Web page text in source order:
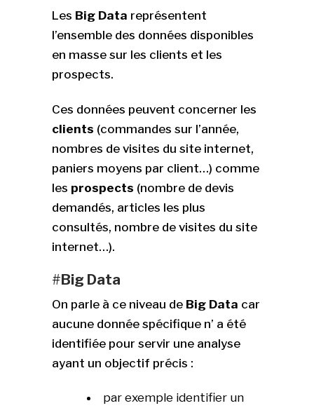
Les Big Data représentent
l’ensemble des données disponibles
en masse sur les clients et les
prospects.
Ces données peuvent concerner les
clients (commandes sur l’année,
nombres de visites du site internet,
paniers moyens par client…) comme
les prospects (nombre de devis
demandés, articles les plus
consultés, nombre de visites du site
internet…).
#Big Data
On parle à ce niveau de Big Data car
aucune donnée spécifique n’ a été
identifiée pour servir une analyse
ayant un objectif précis :
par exemple identifier un